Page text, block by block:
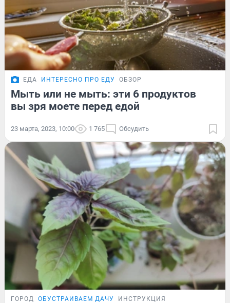
ЕДА ИНТЕРЕСНО ПРО ЕДУ ОБЗОР
Мыть или не мыть: эти 6 продуктов
вы зря моете перед едой
23 марта, 2023, 10:00 1 765 Обсудить
ГОРОД ОБУСТРАИВАЕМ ДАЧУ ИНСТРУКЦИЯ